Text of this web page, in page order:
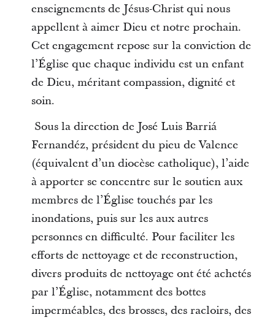
enseignements de Jésus-Christ qui nous
appellent à aimer Dieu et notre prochain.
Cet engagement repose sur la conviction de
l’Église que chaque individu est un enfant
de Dieu, méritant compassion, dignité et
soin.
Sous la direction de José Luis Barriá
Fernandéz, président du pieu de Valence
(équivalent d’un diocèse catholique), l’aide
à apporter se concentre sur le soutien aux
membres de l’Église touchés par les
inondations, puis sur les aux autres
personnes en difficulté. Pour faciliter les
efforts de nettoyage et de reconstruction,
divers produits de nettoyage ont été achetés
par l’Église, notamment des bottes
imperméables, des brosses, des racloirs, des